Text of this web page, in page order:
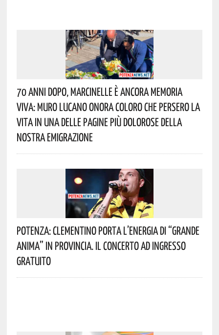
70 Anni Dopo, Marcinelle È Ancora Memoria
Viva: Muro Lucano Onora Coloro Che Persero La
Vita In Una Delle Pagine Più Dolorose Della
Nostra Emigrazione
Potenza: Clementino Porta L’energia Di “Grande
Anima” In Provincia. Il Concerto Ad Ingresso
Gratuito